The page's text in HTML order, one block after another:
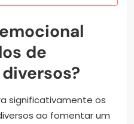
de
significativamente os
ao fomentar um